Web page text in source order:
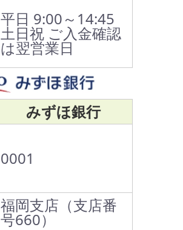
平日 9:00～14:45
土日祝 ご入金確認
は翌営業日
みずほ銀行
0001
福岡支店（支店番
号660）